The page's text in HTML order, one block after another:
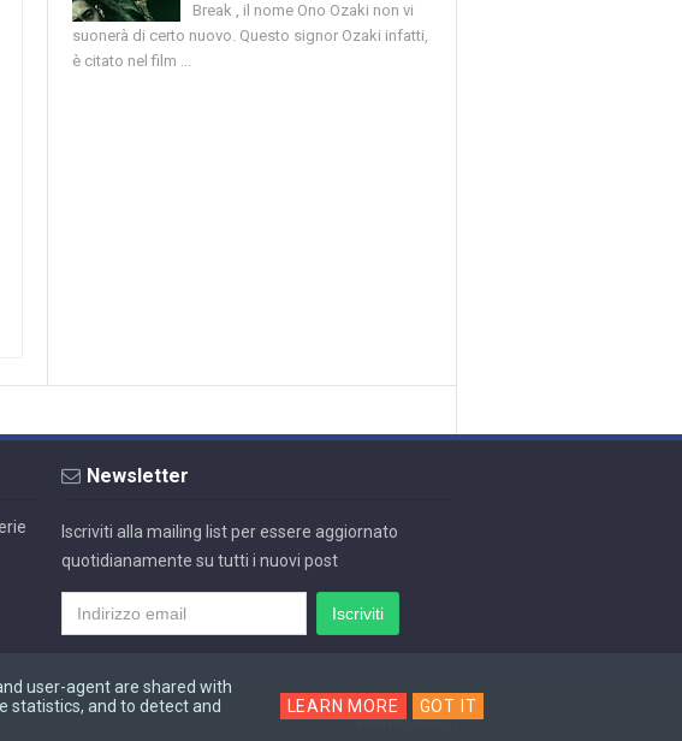
Break , il nome Ono Ozaki non vi
suonerà di certo nuovo. Questo signor Ozaki infatti,
è citato nel film ...
Newsletter
Iscriviti alla mailing list per essere aggiornato
quotidianamente su tutti i nuovi post
Arlina Design
user-agent are shared with
statistics, and to detect and
LEARN MORE GOT IT